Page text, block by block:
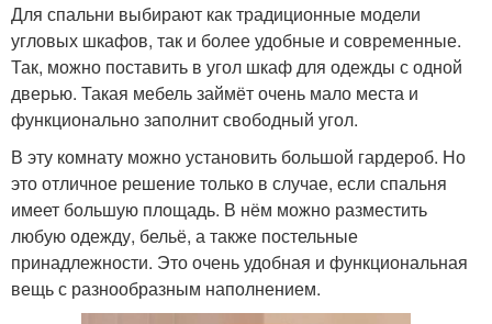
Для спальни выбирают как традиционные модели
угловых шкафов, так и более удобные и современные.
Так, можно поставить в угол шкаф для одежды с одной
дверью. Такая мебель займёт очень мало места и
функционально заполнит свободный угол.
В эту комнату можно установить большой гардероб. Но
это отличное решение только в случае, если спальня
имеет большую площадь. В нём можно разместить
любую одежду, бельё, а также постельные
принадлежности. Это очень удобная и функциональная
вещь с разнообразным наполнением.